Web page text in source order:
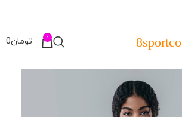
8sportco
0 تومان0